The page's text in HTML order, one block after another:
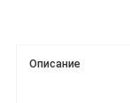
Описание